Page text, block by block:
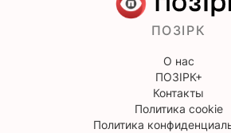
ПОЗІРК
О нас
ПОЗІРК+
Контакты
Политика cookie
Политика